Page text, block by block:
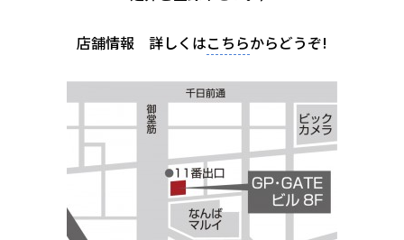
店舗情報 詳しくはこちらからどうぞ!